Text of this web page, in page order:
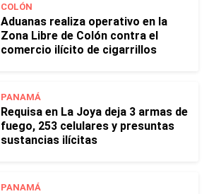
COLÓN
Aduanas realiza operativo en la
Zona Libre de Colón contra el
comercio ilícito de cigarrillos
PANAMÁ
Requisa en La Joya deja 3 armas de
fuego, 253 celulares y presuntas
sustancias ilícitas
PANAMÁ